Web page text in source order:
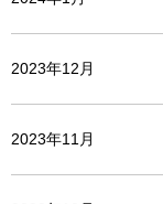
2023年12月
2023年11月